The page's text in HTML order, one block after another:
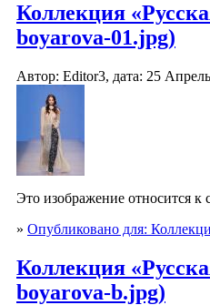
Коллекция
boyarova-01.jpg)
Автор: Editor3, дата: 25
Это изображение относится
» Опубликовано для:
Коллекция
boyarova-b.jpg)